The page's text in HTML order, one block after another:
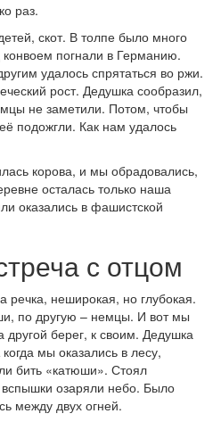
раз.
скот. В толпе было много
погнали в Германию.
удалось спрятаться во ржи.
рост. Дедушка сообразил,
не заметили. Потом, чтобы
подожгли. Как нам удалось
корова, и мы обрадовались,
осталась только наша
оказались в фашистской
с отцом
неширокая, но глубокая.
по другую – немцы. И вот мы
другой берег, к своим. Дедушка
мы оказались в лесу,
бить «катюши». Стоял
озаряли небо. Было
между двух огней.